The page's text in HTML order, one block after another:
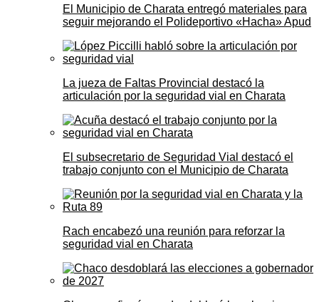
El Municipio de Charata entregó materiales para
seguir mejorando el Polideportivo «Hacha» Apud
La jueza de Faltas Provincial destacó la
articulación por la seguridad vial en Charata
El subsecretario de Seguridad Vial destacó el
trabajo conjunto con el Municipio de Charata
Rach encabezó una reunión para reforzar la
seguridad vial en Charata